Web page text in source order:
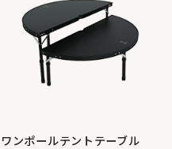
ワンポールテントテーブル